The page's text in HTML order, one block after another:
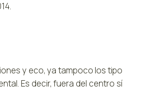
y eco, ya tampoco los tipo
Es decir, fuera del centro sí